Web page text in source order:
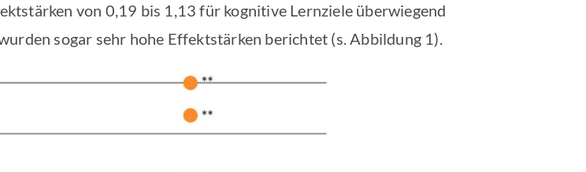
von 0,19 bis 1,13 für kognitive Lernziele überwiegend
sogar sehr hohe Effektstärken berichtet (s. Abbildung 1).